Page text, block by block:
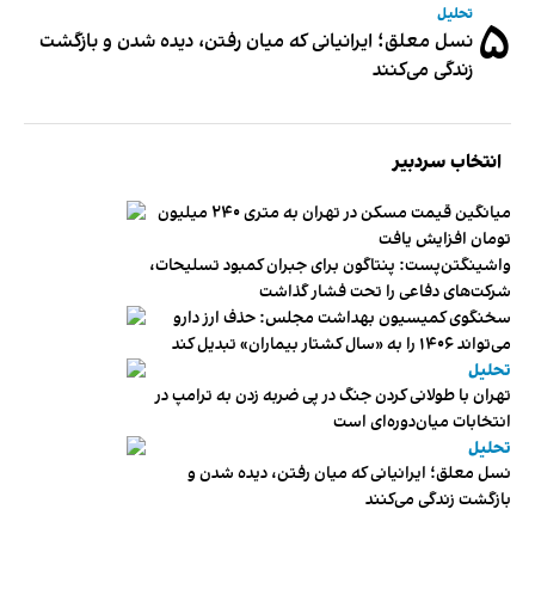
۵ تحلیل
نسل معلق؛ ایرانیانی که میان رفتن، دیده شدن و بازگشت
زندگی می‌کنند
انتخاب سردبیر
میانگین قیمت مسکن در تهران به متری ۲۴۰ میلیون
تومان افزایش یافت
واشینگتن‌پست: پنتاگون برای جبران کمبود تسلیحات،
شرکت‌های دفاعی را تحت فشار گذاشت
سخنگوی کمیسیون بهداشت مجلس: حذف ارز دارو
می‌تواند ۱۴۰۶ را به «سال کشتار بیماران» تبدیل کند
تحلیل
تهران با طولانی کردن جنگ در پی ضربه زدن به ترامپ در
انتخابات میان‌دوره‌ای است
تحلیل
نسل معلق؛ ایرانیانی که میان رفتن، دیده شدن و
بازگشت زندگی می‌کنند